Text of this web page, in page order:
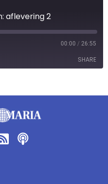
aflevering 2
00:00 / 26:55
SHARE